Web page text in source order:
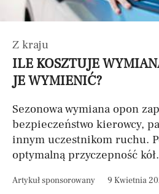
Z kraju
ILE KOSZTUJE
JE WYMIENIĆ?
Sezonowa wymiana opon
bezpieczeństwo kierowcy,
innym uczestnikom ruchu.
optymalną przyczepność
Artykuł sponsorowany 9 Kwietnia